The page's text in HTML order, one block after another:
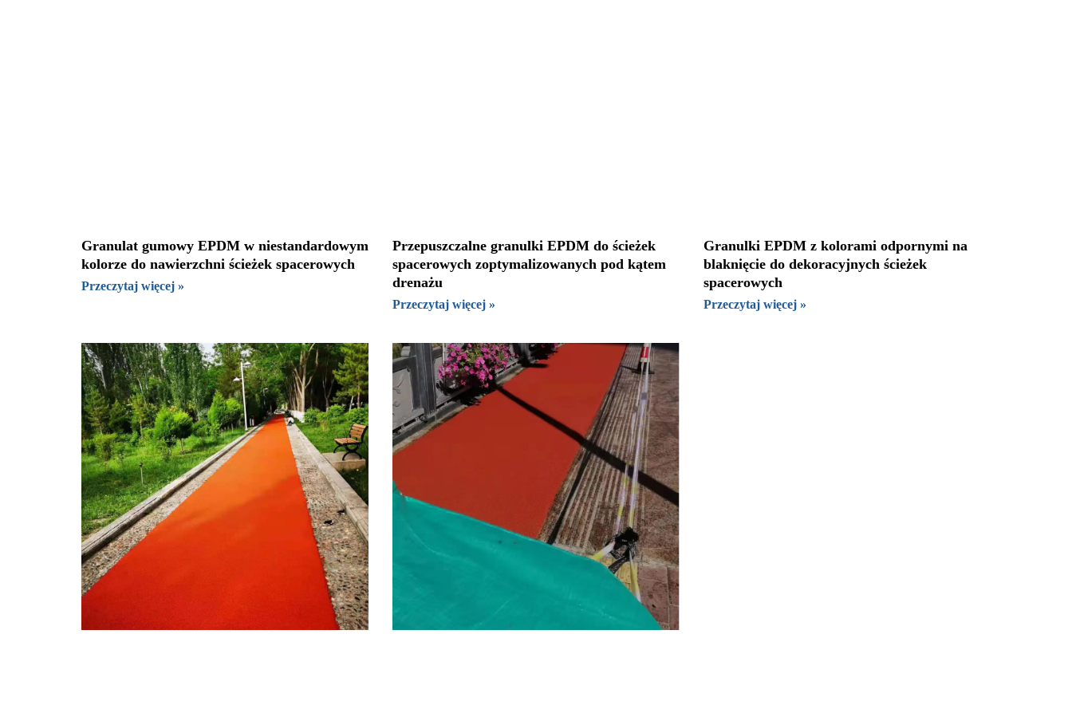
Granulat gumowy EPDM w niestandardowym
kolorze do nawierzchni ścieżek spacerowych
Przeczytaj więcej »
Przepuszczalne granulki EPDM do ścieżek
spacerowych zoptymalizowanych pod kątem
drenażu
Przeczytaj więcej »
Granulki EPDM z kolorami odpornymi na
blaknięcie do dekoracyjnych ścieżek
spacerowych
Przeczytaj więcej »